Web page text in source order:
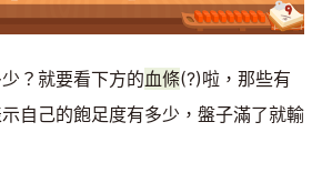
？就要看下方的血條(?)啦，那些有
自己的飽足度有多少，盤子滿了就輸